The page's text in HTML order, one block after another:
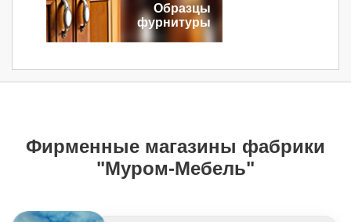
Образцы
фурнитуры
Фирменные магазины фабрики
"Муром-Мебель"